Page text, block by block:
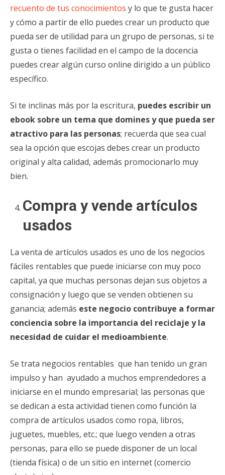
recuento de tus conocimientos y lo que te gusta hacer
y cómo a partir de ello puedes crear un producto que
pueda ser de utilidad para un grupo de personas, si te
gusta o tienes facilidad en el campo de la docencia
puedes crear algún curso online dirigido a un público
específico.
Si te inclinas más por la escritura, puedes escribir un
ebook sobre un tema que domines y que pueda ser
atractivo para las personas; recuerda que sea cual
sea la opción que escojas debes crear un producto
original y alta calidad, además promocionarlo muy
bien.
Compra y vende artículos
usados
La venta de artículos usados es uno de los negocios
fáciles rentables que puede iniciarse con muy poco
capital, ya que muchas personas dejan sus objetos a
consignación y luego que se venden obtienen su
ganancia; además este negocio contribuye a formar
conciencia sobre la importancia del reciclaje y la
necesidad de cuidar el medioambiente.
Se trata negocios rentables que han tenido un gran
impulso y han ayudado a muchos emprendedores a
iniciarse en el mundo empresarial; las personas que
se dedican a esta actividad tienen como función la
compra de artículos usados como ropa, libros,
juguetes, muebles, etc.; que luego venden a otras
personas, para ello se puede disponer de un local
(tienda física) o de un sitio en internet (comercio